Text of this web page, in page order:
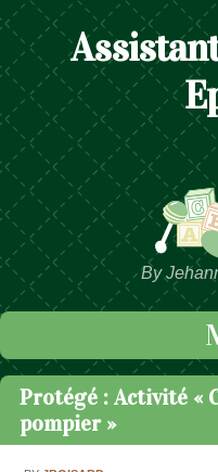
By
Passer au contenu
Protégé : Activité «
pompier »